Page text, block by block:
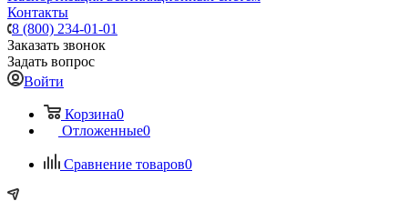
Контакты
8 (800) 234-01-01
Заказать звонок
Задать вопрос
Войти
Корзина0
Отложенные0
Сравнение товаров0